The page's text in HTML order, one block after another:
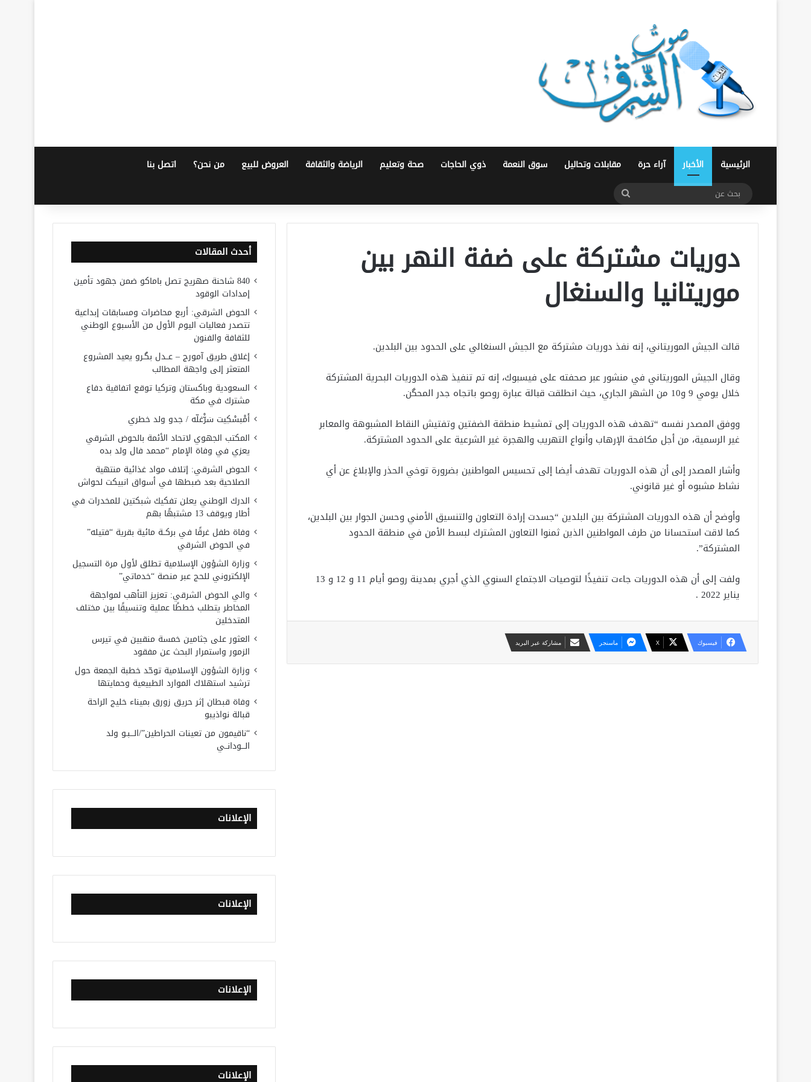
الرئيسية الأخبار آراء حرة مقابلات وتحاليل سوق النعمة ذوي الحاجات صحة وتعليم الرياضة والثقافة العروض للبيع من نحن؟ اتصل بنا
بحث
دوريات مشتركة على ضفة النهر بين
موريتانيا والسنغال
قالت الجيش الموريتاني، إنه نفذ دوريات مشتركة مع الجيش السنغالي على الحدود بين البلدين.
وقال الجيش الموريتاني في منشور عبر صحفته على فيسبوك، إنه تم تنفيذ هذه الدوريات البحرية المشتركة
خلال يومي 9 و10 من الشهر الجاري، حيث انطلقت قبالة عبارة روصو باتجاه جدر المحگن.
ووفق المصدر نفسه “تهدف هذه الدوريات إلى تمشيط منطقة الضفتين وتفتيش النقاط المشبوهة والمعابر
غير الرسمية، من أجل مكافحة الإرهاب وأنواع التهريب والهجرة غير الشرعية على الحدود المشتركة.
وأشار المصدر إلى أن هذه الدوريات تهدف أيضا إلى تحسيس المواطنين بضرورة توخي الحذر والإبلاغ عن أي
نشاط مشبوه أو غير قانوني.
وأوضح أن هذه الدوريات المشتركة بين البلدين “جسدت إرادة التعاون والتنسيق الأمني وحسن الجوار بين البلدين،
كما لاقت استحسانا من طرف المواطنين الذين ثمنوا التعاون المشترك لبسط الأمن في منطقة الحدود
المشتركة”.
ولفت إلى أن هذه الدوريات جاءت تنفيذًا لتوصيات الاجتماع السنوي الذي أجري بمدينة روصو أيام 11 و 12 و 13
يناير 2022 .
فيسبوك X ماسنجر مشاركة عبر البريد
أحدث المقالات
840 شاحنة صهريج تصل باماكو ضمن جهود تأمين
إمدادات الوقود
الحوض الشرقي: أربع محاضرات ومسابقات إبداعية
تتصدر فعاليات اليوم الأول من الأسبوع الوطني
للثقافة والفنون
إغلاق طريق آمورج – عــدل بگـرو يعيد المشروع
المتعثر إلى واجهة المطالب
السعودية وباكستان وتركيا توقع اتفاقية دفاع
مشترك في مكة
أَمْبسْكِيت سَرّْغلّه / جدو ولد خطري
المكتب الجهوي لاتحاد الأئمة بالحوض الشرقي
يعزي في وفاة الإمام “محمد فال ولد بده
الحوض الشرقي: إتلاف مواد غذائية منتهية
الصلاحية بعد ضبطها في أسواق انبيكت لحواش
الدرك الوطني يعلن تفكيك شبكتين للمخدرات في
أطار ويوقف 13 مشتبهًا بهم
وفاة طفل غرقًا في بركــة مائية بقرية “فتيله”
في الحوض الشرقي
وزارة الشؤون الإسلامية تطلق لأول مرة التسجيل
الإلكتروني للحج عبر منصة “خدماتي”
والي الحوض الشرقي: تعزيز التأهب لمواجهة
المخاطر يتطلب خططًا عملية وتنسيقًا بين مختلف
المتدخلين
العثور على جثامين خمسة منقبين في تيرس
الزمور واستمرار البحث عن مفقود
وزارة الشؤون الإسلامية توحّد خطبة الجمعة حول
ترشيد استهلاك الموارد الطبيعية وحمايتها
وفاة قبطان إثر حريق زورق بميناء خليج الراحة
قبالة نواذيبو
“ناقيمون من تعينات الحراطين”/الـــبـو ولد
الـــودانــي
الإعلانات
الإعلانات
الإعلانات
الإعلانات